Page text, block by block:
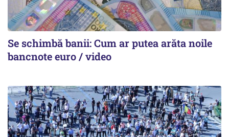
Se schimbă banii: Cum ar putea arăta noile
bancnote euro / video